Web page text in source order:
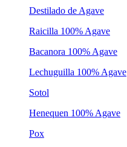
Destilado de Agave
Raicilla 100% Agave
Bacanora 100% Agave
Lechuguilla 100% Agave
Sotol
Henequen 100% Agave
Pox